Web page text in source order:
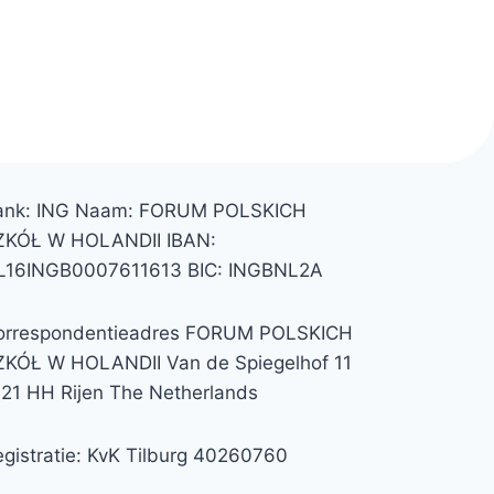
ING Naam: FORUM POLSKICH
W HOLANDII IBAN:
BIC: INGBNL2A
FORUM POLSKICH
W HOLANDII Van de Spiegelhof 11
HH Rijen The Netherlands
KvK Tilburg 40260760